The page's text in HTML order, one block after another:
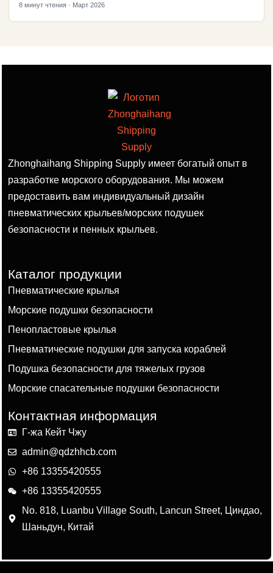
8 минут чтения · Март 2026
Zhonghaihang Shipping Supply имеет богатый опыт в
разработке морского оборудования. Мы можем
предоставить вам индивидуальный дизайн
пневматических крыльев/морских подушек
безопасности и пенных крыльев.
Каталог продукции
Пневматические крылья
Морские подушки безопасности
Пенопластовые крылья
Пневматические подушки для запуска кораблей
Подушка безопасности для тяжелых грузов
Морские спасательные подушки безопасности
Контактная информация
Г-жа Кейт Чжу
admin@qdzhhcb.com
+86 13355420555
+86 13355420555
No. 818, Luanbu Village South, Lancun Street, Циндао,
Шаньдун, Китай